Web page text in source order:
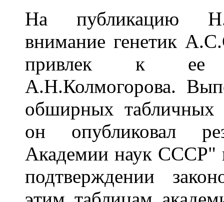
На публикацию
внимание генетик
привлек к ее
А.Н.Колмогорова.
обширных
он опубликовал
Академии наук СССР"
подтверждении